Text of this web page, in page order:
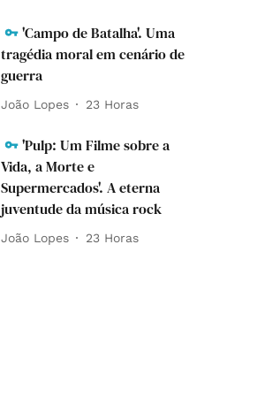
'Campo de Batalha'. Uma
tragédia moral em cenário de
guerra
João Lopes 23 Horas
'Pulp: Um Filme sobre a
Vida, a Morte e
Supermercados'. A eterna
juventude da música rock
João Lopes 23 Horas